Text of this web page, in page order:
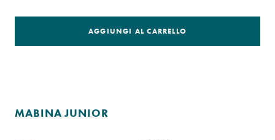
AGGIUNGI AL CARRELLO
MABINA JUNIOR